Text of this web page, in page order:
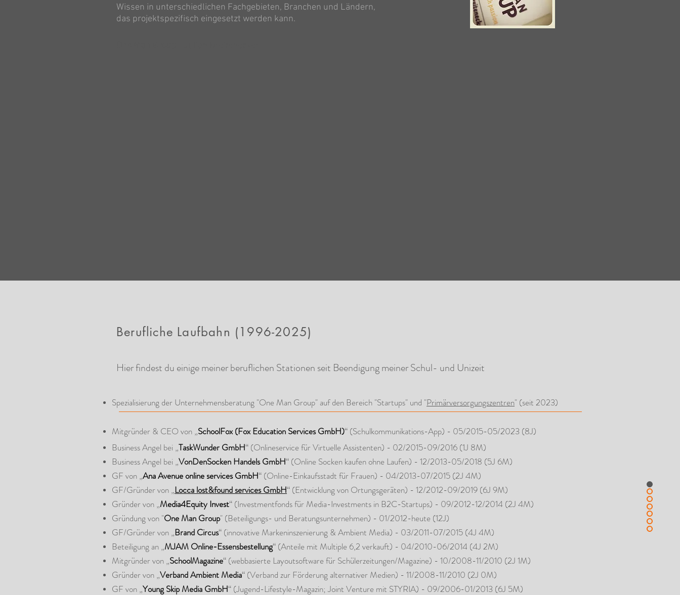
Wissen in unterschiedlichen Fachgebieten, Branchen und Ländern,
das projektspezifisch eingesetzt werden kann.
Berufliche Laufbahn (1996-2025)
Hier findest du einige meiner beruflichen Stationen seit Beendigung meiner Schul- und Unizeit
Spezialisierung der Unternehmensberatung "One Man Group" auf den Bereich "Startups" und "Primärversorgungszentren" (seit 2023)
Mitgründer & CEO von „SchoolFox (Fox Education Services GmbH)“ (Schulkommunikations-App) - 05/2015-05/2023 (8J)
Business Angel bei „TaskWunder GmbH“ (Onlineservice für Virtuelle Assistenten) - 02/2015-09/2016 (1J 8M)
Business Angel bei „VonDenSocken Handels GmbH“ (Online Socken kaufen ohne Laufen) - 12/2013-05/2018 (5J 6M)
GF von „Ana Avenue online services GmbH“ (Online-Einkaufsstadt für Frauen) - 04/2013-07/2015 (2J 4M)
GF/Gründer von „Locca lost&found services GmbH“ (Entwicklung von Ortungsgeräten) - 12/2012-09/2019 (6J 9M)
Gründer von „Media4Equity Invest“ (Investmentfonds für Media-Investments in B2C-Startups) - 09/2012-12/2014 (2J 4M)
Gründung von "One Man Group" (Beteiligungs- und Beratungsunternehmen) - 01/2012-heute (12J)
GF/Gründer von „Brand Circus“ (innovative Markeninszenierung & Ambient Media) - 03/2011-07/2015 (4J 4M)
Beteiligung an „MJAM Online-Essensbestellung“ (Anteile mit Multiple 6,2 verkauft) - 04/2010-06/2014 (4J 2M)
Mitgründer von „SchoolMagazine“ (webbasierte Layoutsoftware für Schülerzeitungen/Magazine) - 10/2008-11/2010 (2J 1M)
Gründer von „Verband Ambient Media“ (Verband zur Förderung alternativer Medien) - 11/2008-11/2010 (2J 0M)
GF von „Young Skip Media GmbH“ (Jugend-Lifestyle-Magazin; Joint Venture mit STYRIA) - 09/2006-01/2013 (6J 5M)